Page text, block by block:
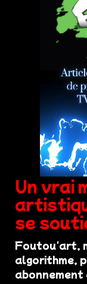
Un vrai
se
Foutou'art,
algorithme,
abonnement